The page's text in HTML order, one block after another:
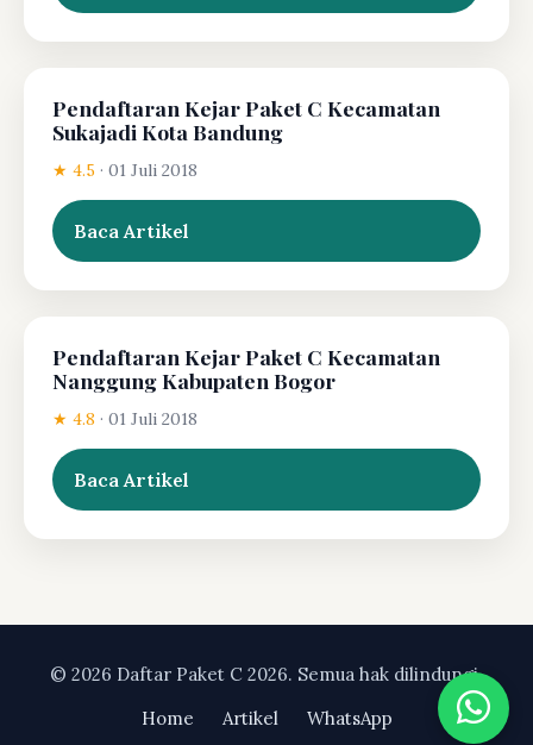
Pendaftaran Kejar Paket C Kecamatan
Sukajadi Kota Bandung
★ 4.5 · 01 Juli 2018
Baca Artikel
Pendaftaran Kejar Paket C Kecamatan
Nanggung Kabupaten Bogor
★ 4.8 · 01 Juli 2018
Baca Artikel
© 2026 Daftar Paket C 2026. Semua hak dilindungi.
Home
Artikel WhatsApp